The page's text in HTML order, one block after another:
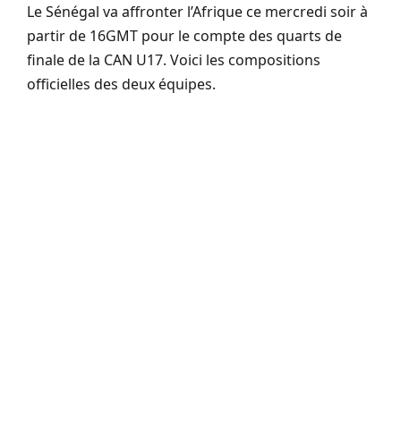
Le Sénégal va affronter l’Afrique ce mercredi soir à
partir de 16GMT pour le compte des quarts de
finale de la CAN U17. Voici les compositions
officielles des deux équipes.